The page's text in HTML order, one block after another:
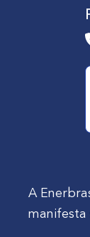
A
manifesta